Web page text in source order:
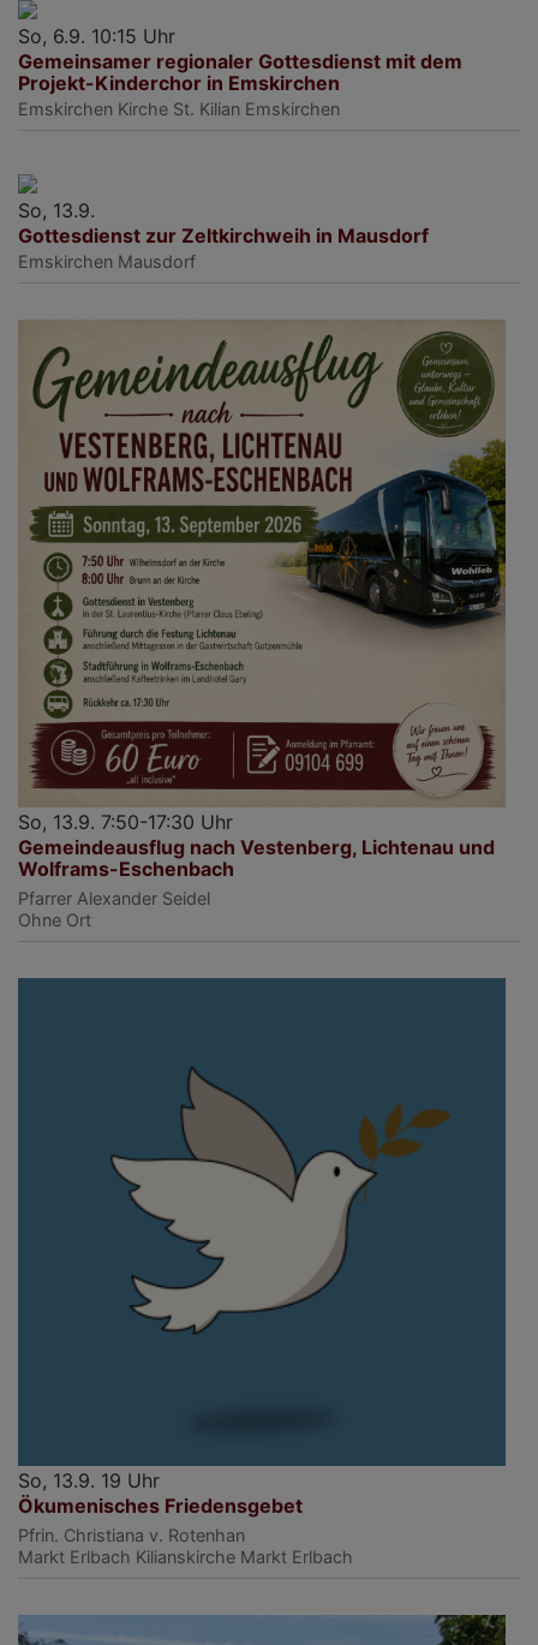
So, 6.9. 10:15 Uhr
Gemeinsamer regionaler Gottesdienst mit dem
Projekt-Kinderchor in Emskirchen
Emskirchen Kirche St. Kilian Emskirchen
So, 13.9.
Gottesdienst zur Zeltkirchweih in Mausdorf
Emskirchen Mausdorf
So, 13.9. 7:50-17:30 Uhr
Gemeindeausflug nach Vestenberg, Lichtenau und
Wolframs-Eschenbach
Pfarrer Alexander Seidel
Ohne Ort
So, 13.9. 19 Uhr
Ökumenisches Friedensgebet
Pfrin. Christiana v. Rotenhan
Markt Erlbach Kilianskirche Markt Erlbach